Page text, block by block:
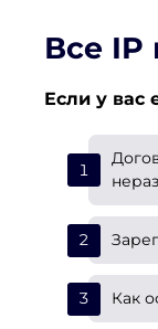
Все
Если у вас
Как